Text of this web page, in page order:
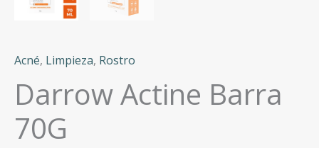
Acné, Limpieza, Rostro
Darrow Actine Barra
70G